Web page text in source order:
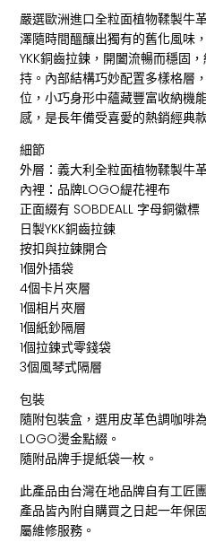
嚴選歐洲進口全粒面植物鞣製牛
澤隨時間醞釀出獨有的舊化風味
YKK銅齒拉鍊，開闔流暢而穩固
持。內部結構巧妙配置多樣格層
位，小巧身形中蘊藏豐富收納機
感，是長年備受喜愛的熱銷經典
細節
外層：義大利全粒面植物鞣製牛
內裡：品牌LOGO緹花裡布
正面綴有 SOBDEALL 字母銅徽標
日製YKK銅齒拉鍊
按扣與拉鍊開合
1個外插袋
4個卡片夾層
1個相片夾層
1個紙鈔隔層
1個拉鍊式零錢袋
3個風琴式隔層
包裝
隨附包裝盒，選用皮革色調咖啡
LOGO燙金點綴。
隨附品牌手提紙袋一枚。
此產品由台灣在地品牌自有工匠
產品皆內附自購買之日起一年保
屬維修服務。